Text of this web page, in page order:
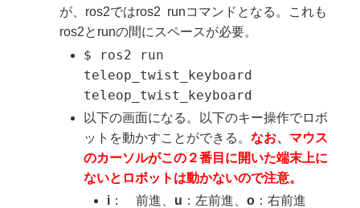
が、ros2ではros2 runコマンドとなる。これも
ros2とrunの間にスペースが必要。
$ ros2 run
teleop_twist_keyboard
teleop_twist_keyboard
以下の画面になる。以下のキー操作でロボ
ットを動かすことができる。 なお、マウス
のカーソルがこの２番目に開いた端末上に
ないとロボットは動かないので注意。
i： 前進、 u ：左前進、 o：右前進